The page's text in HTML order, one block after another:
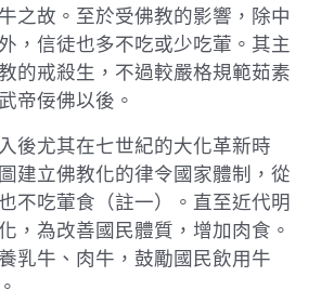
之故。 至於受佛教的影響，除中
，信徒也多不吃或少吃葷。其主
的戒殺生，不過較嚴格規範茹素
帝佞佛以後。
後尤其在七世紀的大化革新時
建立佛教化的律令國家體制，從
不吃葷食（註一）。直至近代明
，為改善國民體質，增加肉食。
乳牛、肉牛，鼓勵國民飲用牛